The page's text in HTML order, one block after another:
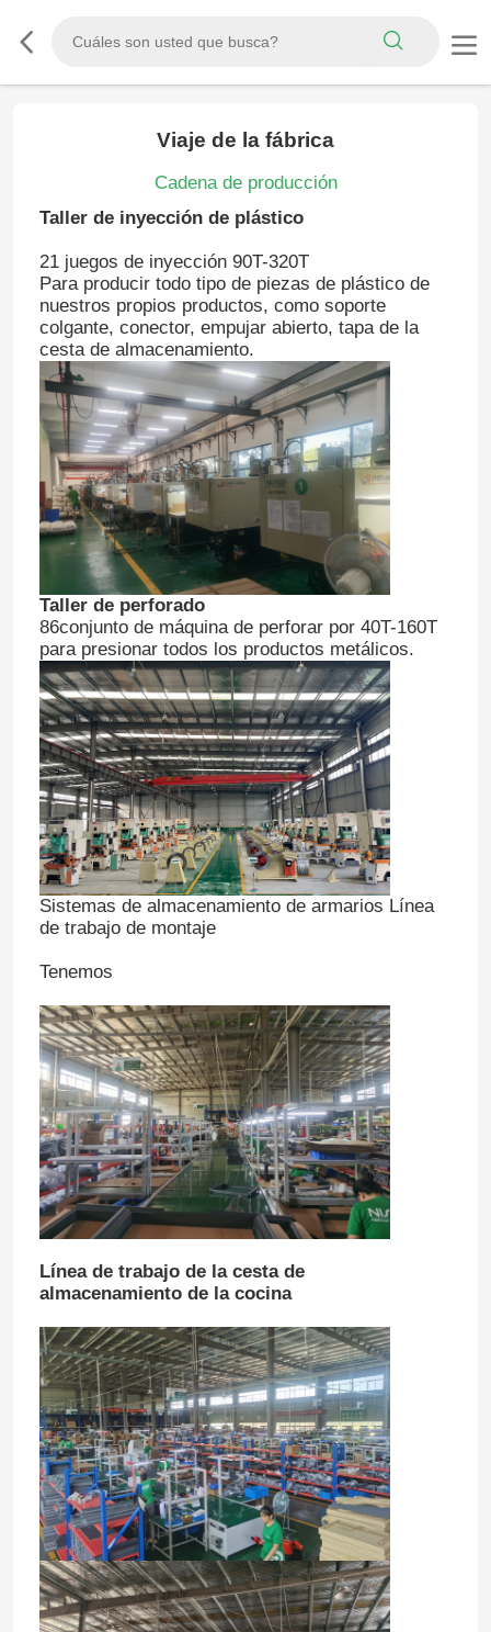
Viaje de la fábrica
Cadena de producción
Taller de inyección de plástico
21 juegos de inyección 90T-320T
Para producir todo tipo de piezas de plástico de
nuestros propios productos, como soporte
colgante, conector, empujar abierto, tapa de la
cesta de almacenamiento.
Taller de perforado
86conjunto de máquina de perforar por 40T-160T
para presionar todos los productos metálicos.
Sistemas de almacenamiento de armarios Línea
de trabajo de montaje
Tenemos
Línea de trabajo de la cesta de
almacenamiento de la cocina